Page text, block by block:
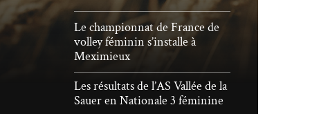
Le championnat de France de
volley féminin s’installe à
Meximieux
Les résultats de l’AS Vallée de la
Sauer en Nationale 3 féminine